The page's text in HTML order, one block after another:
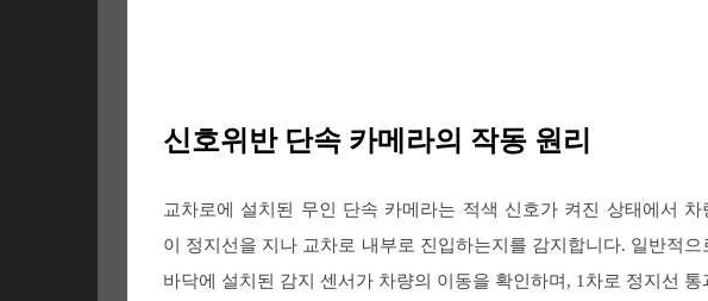
신호위반 단속 카메라의 작동 원리
교차로에 설치된 무인 단속 카메라는 적색 신호가 켜진 상태에서 차
이 정지선을 지나 교차로 내부로 진입하는지를 감지합니다. 일반적으
바닥에 설치된 감지 센서가 차량의 이동을 확인하며, 1차로 정지선 통